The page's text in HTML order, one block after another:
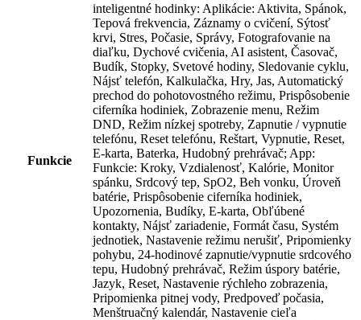
Funkcie
inteligentné hodinky: Aplikácie: Aktivita, Spánok,
Tepová frekvencia, Záznamy o cvičení, Sýtosť
krvi, Stres, Počasie, Správy, Fotografovanie na
diaľku, Dychové cvičenia, AI asistent, Časovač,
Budík, Stopky, Svetové hodiny, Sledovanie cyklu,
Nájsť telefón, Kalkulačka, Hry, Jas, Automatický
prechod do pohotovostného režimu, Prispôsobenie
ciferníka hodiniek, Zobrazenie menu, Režim
DND, Režim nízkej spotreby, Zapnutie / vypnutie
telefónu, Reset telefónu, Reštart, Vypnutie, Reset,
E-karta, Baterka, Hudobný prehrávač; App:
Funkcie: Kroky, Vzdialenosť, Kalórie, Monitor
spánku, Srdcový tep, SpO2, Beh vonku, Úroveň
batérie, Prispôsobenie ciferníka hodiniek,
Upozornenia, Budíky, E-karta, Obľúbené
kontakty, Nájsť zariadenie, Formát času, Systém
jednotiek, Nastavenie režimu nerušiť, Pripomienky
pohybu, 24-hodinové zapnutie/vypnutie srdcového
tepu, Hudobný prehrávač, Režim úspory batérie,
Jazyk, Reset, Nastavenie rýchleho zobrazenia,
Pripomienka pitnej vody, Predpoveď počasia,
Menštruačný kalendár, Nastavenie cieľa